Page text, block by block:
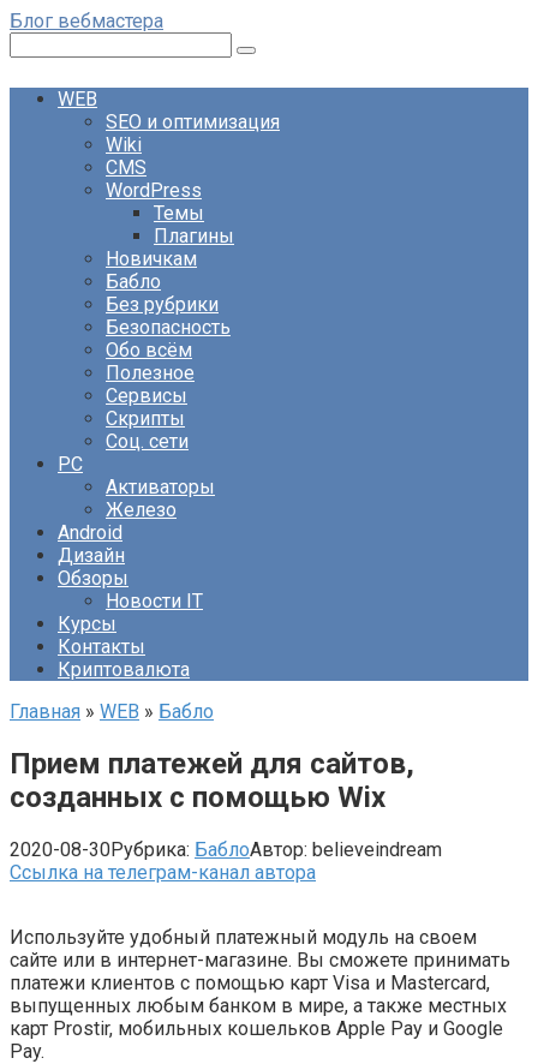
Перейти
контенту
Блог вебмастера
WEB
SEO и оптимизация
Wiki
CMS
WordPress
Темы
Плагины
Новичкам
Бабло
Без рубрики
Безопасность
Обо всём
Полезное
Сервисы
Скрипты
Соц. сети
PC
Активаторы
Железо
Android
Дизайн
Обзоры
Новости IT
Курсы
Контакты
Криптовалюта
Главная » WEB » Бабло
Прием платежей для сайтов,
созданных с помощью Wix
2020-08-30Рубрика: БаблоАвтор: believeindream
Ссылка на телеграм-канал автора
Используйте удобный платежный модуль на своем
сайте или в интернет-магазине. Вы сможете принимать
платежи клиентов с помощью карт Visa и Mastercard,
выпущенных любым банком в мире, а также местных
карт Prostir, мобильных кошельков Apple Pay и Google
Pay.